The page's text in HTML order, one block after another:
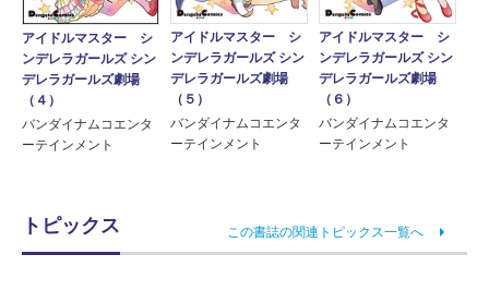
アイドルマスター シ
ンデレラガールズ シン
デレラガールズ劇場
（４）
バンダイナムコエンタ
ーテインメント
アイドルマスター シ
ンデレラガールズ シン
デレラガールズ劇場
（５）
バンダイナムコエンタ
ーテインメント
アイドルマスター シ
ンデレラガールズ シン
デレラガールズ劇場
（６）
バンダイナムコエンタ
ーテインメント
トピックス この書誌の関連トピックス一覧へ